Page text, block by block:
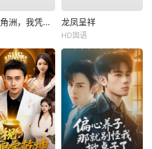
气运三角洲，我凭操作吊打全球 龙凤呈祥
HD国语